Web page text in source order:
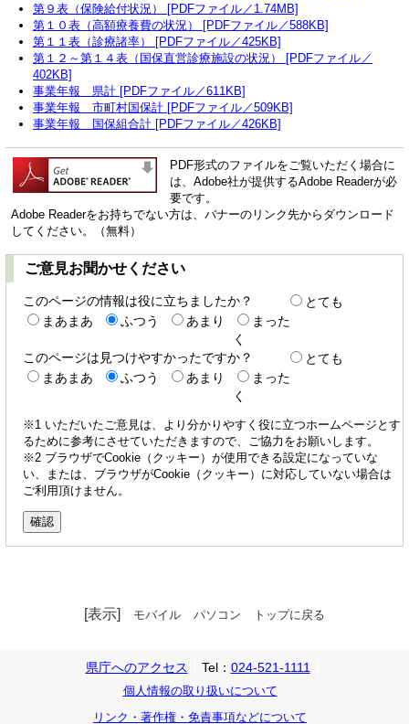
第９表（保険給付状況） [PDFファイル／1.74MB]
第１０表（高額療養費の状況） [PDFファイル／588KB]
第１１表（診療諸率） [PDFファイル／425KB]
第１２～第１４表（国保直営診療施設の状況） [PDFファイル／
402KB]
事業年報 県計 [PDFファイル／611KB]
事業年報 市町村国保計 [PDFファイル／509KB]
事業年報 国保組合計 [PDFファイル／426KB]
PDF形式のファイルをご覧いただく場合に
は、Adobe社が提供するAdobe Readerが必
要です。
Adobe Readerをお持ちでない方は、バナーのリンク先からダウンロード
してください。（無料）
ご意見お聞かせください
このページの情報は役に立ちましたか？
とても
まあまあ
ふつう あまり
まった
く
このページは見つけやすかったですか？
とても
まあまあ
ふつう あまり
まった
く
※1 いただいたご意見は、より分かりやすく役に立つホームページとす
るために参考にさせていただきますので、ご協力をお願いします。
※2 ブラウザでCookie（クッキー）が使用できる設定になっていな
い、または、ブラウザがCookie（クッキー）に対応していない場合は
ご利用頂けません。
[表示] モバイル パソコン トップに戻る
県庁へのアクセス Tel： 024-521-1111
個人情報の取り扱いについて
リンク・著作権・免責事項などについて